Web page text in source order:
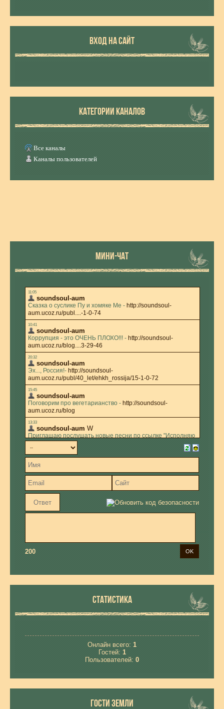
ВХОД НА САЙТ
КАТЕГОРИИ КАНАЛОВ
Все каналы
Каналы пользователей
МИНИ-ЧАТ
200
СТАТИСТИКА
Онлайн всего: 1
Гостей: 1
Пользователей: 0
ГОСТИ ЗЕМЛИ